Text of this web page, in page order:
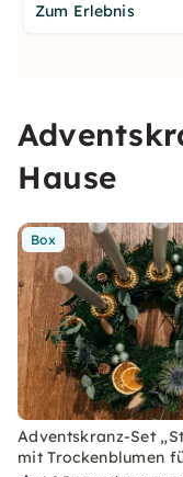
Zum Erlebnis
Hause
Box
Adventskranz-Set
mit Trockenblumen